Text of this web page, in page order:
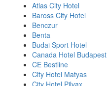
Atlas City Hotel
Baross City Hotel
Benczur
Benta
Budai Sport Hotel
Canada Hotel Budapest
CE Bestline
City Hotel Matyas
City Hotel Pilvax